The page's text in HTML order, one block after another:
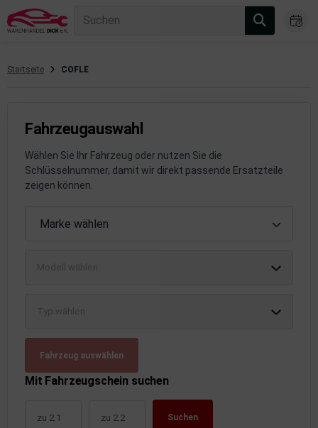
Suchen
Startseite COFLE
Fahrzeugauswahl
Wählen Sie Ihr Fahrzeug oder nutzen Sie die
Schlüsselnummer, damit wir direkt passende Ersatzteile
zeigen können.
Marke wählen
Fahrzeug auswählen
Mit Fahrzeugschein suchen
Suchen
Anbauteile
Dämpfung